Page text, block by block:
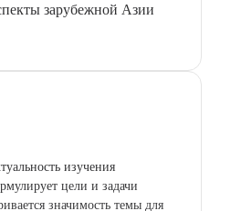
зарубежной Азии
изучения
цели и задачи
значимость темы для